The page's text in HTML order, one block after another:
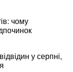
чому
у серпні,